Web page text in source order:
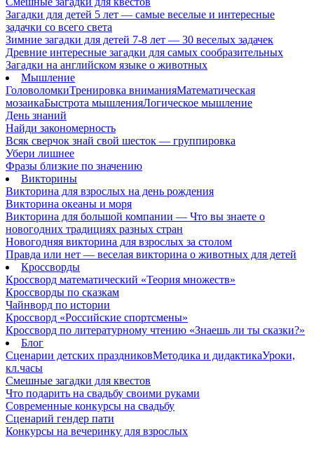
Загадки для детей 5 лет — самые веселые и интересные
задачки со всего света
Зимние загадки для детей 7-8 лет — 30 веселых задачек
Древние интересные загадки для самых сообразительных
Загадки на английском языке о животных
Мышление
ГоловоломкиТренировка вниманияМатематическая
мозаикаБыстрота мышленияЛогическое мышление
День знаний
Найди закономерность
Всяк сверчок знай свой шесток — группировка
Убери лишнее
Фразы близкие по значению
Викторины
Викторина для взрослых на день рождения
Викторина океаны и моря
Викторина для большой компании — Что вы знаете о
новогодних традициях разных стран
Новогодняя викторина для взрослых за столом
Правда или нет — веселая викторина о животных для детей
Кроссворды
Кроссворд математический «Теория множеств»
Кроссворды по сказкам
Чайнворд по истории
Кроссворд «Российские спортсмены»
Кроссворд по литературному чтению «Знаешь ли ты сказки?»
Блог
Сценарии детских праздниковМетодика и дидактикаУроки,
кл.часы
Смешные загадки для квестов
Что подарить на свадьбу своими руками
Современные конкурсы на свадьбу
Сценарий гендер пати
Конкурсы на вечеринку для взрослых